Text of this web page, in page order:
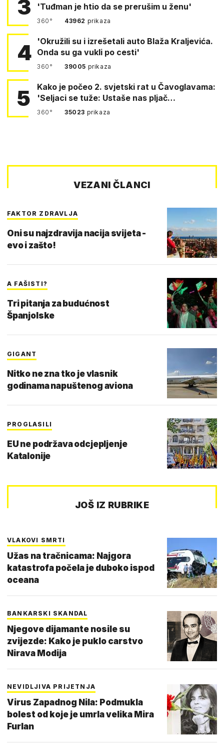
3
'Tuđman je htio da se prerušim u ženu'
360° 43962 prikaza
4
'Okružili su i izrešetali auto Blaža Kraljevića.
Onda su ga vukli po cesti'
360° 39005 prikaza
5
Kako je počeo 2. svjetski rat u Čavoglavama:
'Seljaci se tuže: Ustaše nas pljač…
360° 35023 prikaza
VEZANI ČLANCI
FAKTOR ZDRAVLJA
Oni su najzdravija nacija svijeta -
evo i zašto!
A FAŠISTI?
Tri pitanja za budućnost
Španjolske
GIGANT
Nitko ne zna tko je vlasnik
godinama napuštenog aviona
PROGLASILI
EU ne podržava odcjepljenje
Katalonije
JOŠ IZ RUBRIKE
VLAKOVI SMRTI
Užas na tračnicama: Najgora
katastrofa počela je duboko ispod
oceana
BANKARSKI SKANDAL
Njegove dijamante nosile su
zvijezde: Kako je puklo carstvo
Nirava Modija
NEVIDLJIVA PRIJETNJA
Virus Zapadnog Nila: Podmukla
bolest od koje je umrla velika Mira
Furlan